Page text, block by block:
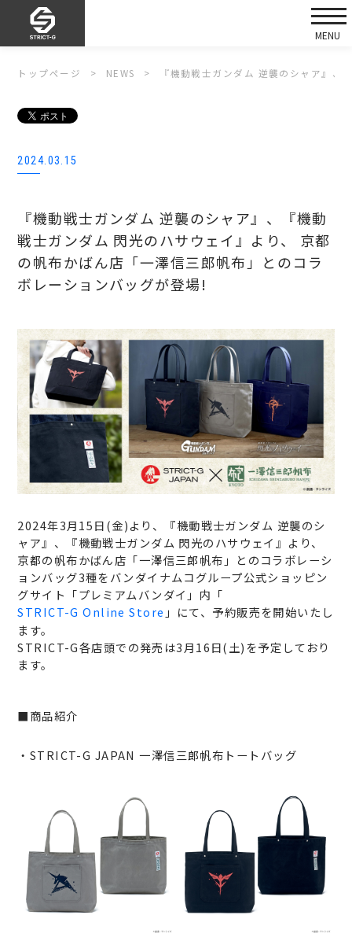
トップページ NEWS 『機動戦士ガンダム 逆襲のシャア』
2024.03.15
『機動戦士ガンダム 逆襲のシャア』、『機動
戦士ガンダム 閃光のハサウェイ』より、 京都
の帆布かばん店「一澤信三郎帆布」とのコラ
ボレーションバッグが登場!
2024年3月15日(金)より、『機動戦士ガンダム 逆襲のシ
ャア』、『機動戦士ガンダム 閃光のハサウェイ』より、
京都の帆布かばん店「一澤信三郎帆布」とのコラボレーシ
ョンバッグ3種をバンダイナムコグループ公式ショッピン
グサイト「プレミアムバンダイ」内「
STRICT-G Online Store 」にて、予約販売を開始いたし
ます。
STRICT-G各店頭での発売は3月16日(土)を予定しており
ます。
■商品紹介
・STRICT-G JAPAN 一澤信三郎帆布トートバッグ